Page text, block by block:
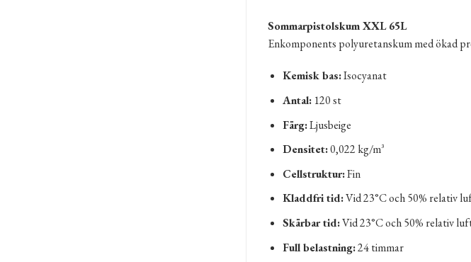
Sommarpistolskum XXL 65L
Enkomponents polyuretanskum med ökad
Kemisk bas:Isocyanat
Antal:120 st
Färg:Ljusbeige
Densitet:0,022 kg/m³
Cellstruktur:Fin
Kladdfri tid:Vid 23°C och 50% relativ
Skärbar tid:Vid 23°C och 50% relativ
Full belastning:24 timmar